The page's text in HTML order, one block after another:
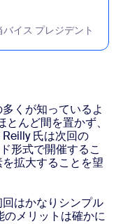
イス プレジデント
くが知っているよ
んど間を置かず、
氏は次回の
形式で開催するこ
拡大することを望
回はかなりシンプル
メリットは確かに